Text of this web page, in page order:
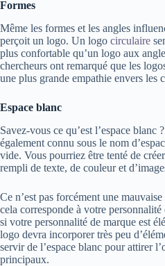
Formes
Même les formes et les angles
perçoit un logo. Un logo circulaire
plus confortable qu’un logo aux
chercheurs ont remarqué que les
une plus grande empathie envers les
Espace blanc
Savez-vous ce qu’est l’espace blanc
également connu sous le nom
vide. Vous pourriez être tenté de
rempli de texte, de couleur et
Ce n’est pas forcément une
cela corresponde à votre
si votre personnalité de marque est
logo devra incorporer très peu
servir de l’espace blanc pour attirer
principaux.